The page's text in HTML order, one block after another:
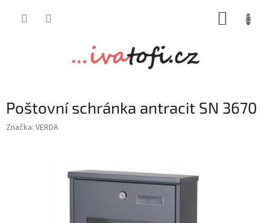
Poštovní schránka antracit SN 3670
Značka: VERDA